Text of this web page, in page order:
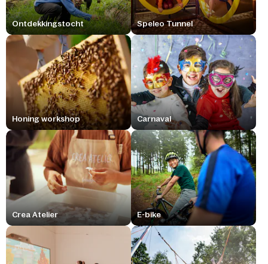
Ontdekkingstocht Speleo Tunnel
Honing workshop Carnaval
Crea Atelier E-bike